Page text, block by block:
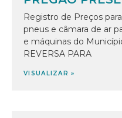
Registro de Preços
pneus e câmara de ar
e máquinas do
REVERSA PARA
VISUALIZAR »